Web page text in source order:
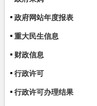
政府网站年度报表
重大民生信息
财政信息
行政许可
行政许可办理结果